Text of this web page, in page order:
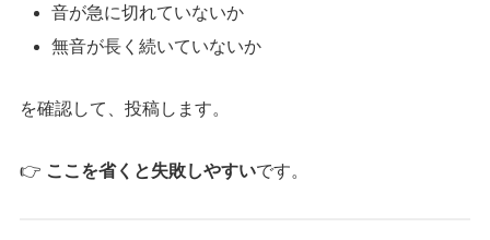
音が急に切れていないか
無音が長く続いていないか
を確認して、投稿します。
👉 ここを省くと失敗しやすいです。